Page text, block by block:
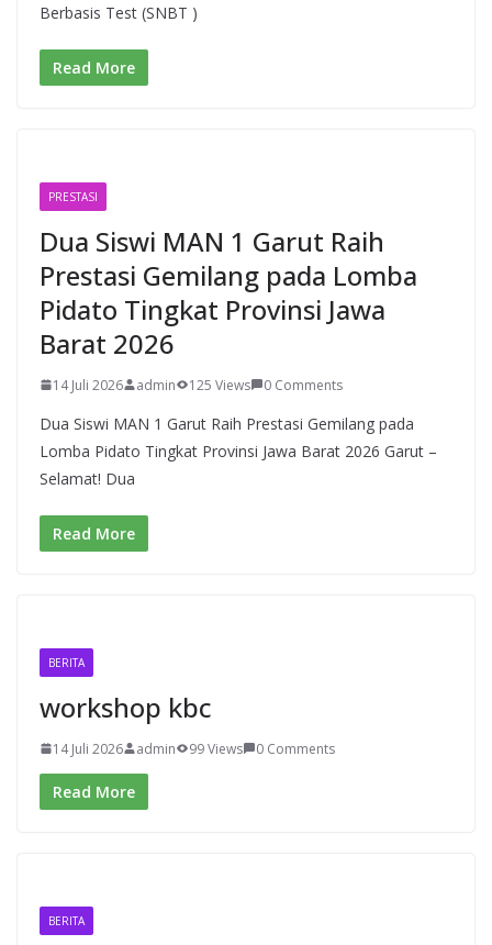
Berbasis Test (SNBT )
Read More
PRESTASI
Dua Siswi MAN 1 Garut Raih
Prestasi Gemilang pada Lomba
Pidato Tingkat Provinsi Jawa
Barat 2026
14 Juli 2026 admin 125 Views 0 Comments
Dua Siswi MAN 1 Garut Raih Prestasi Gemilang pada
Lomba Pidato Tingkat Provinsi Jawa Barat 2026 Garut –
Selamat! Dua
Read More
BERITA
workshop kbc
14 Juli 2026 admin 99 Views 0 Comments
Read More
BERITA